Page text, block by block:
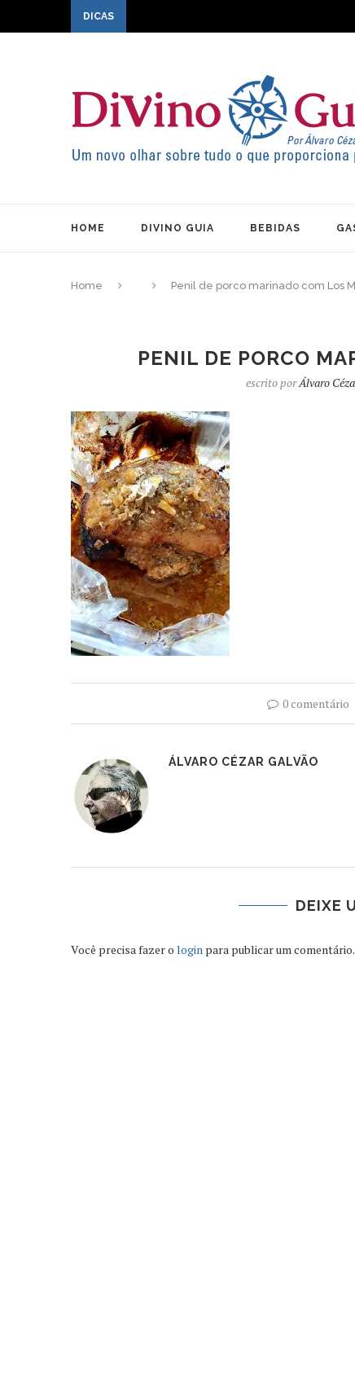
DICAS
HOME DIVINO GUIA BEBIDAS
Home Penil de porco marinado com Los
PENIL DE PORCO
escrito porÁlvaro
0 comentário
ÁLVARO CÉZAR GALVÃO
DEIXE
Você precisa fazer o login para publicar um comentário.